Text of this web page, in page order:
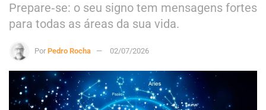
Prepare‑se: o seu signo tem mensagens fortes
para todas as áreas da sua vida.
Por Pedro Rocha 02/07/2026